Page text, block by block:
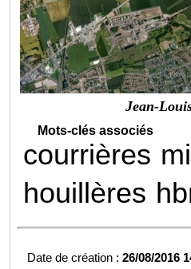
Jean-
Mots-clés associés
courrières
houillères
Date de création :26/08/2016